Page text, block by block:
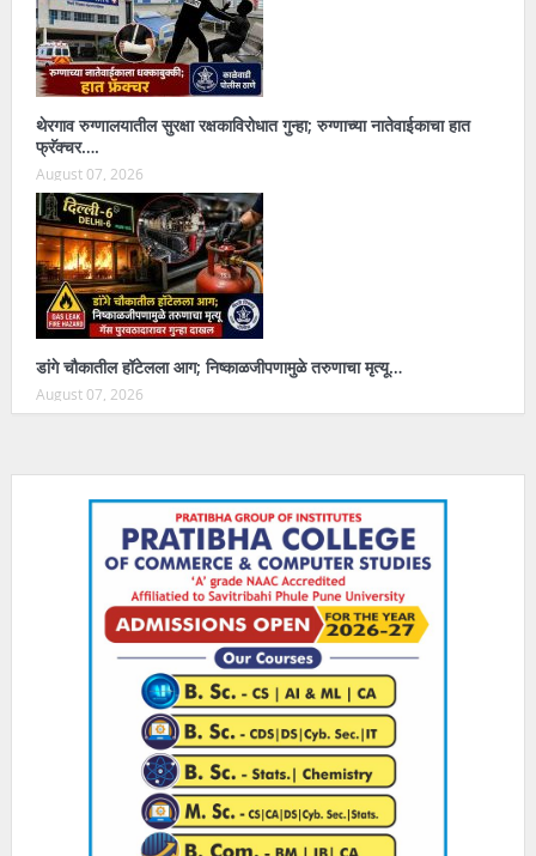
थेरगाव रुग्णालयातील सुरक्षा रक्षकाविरोधात गुन्हा; रुग्णाच्या नातेवाईकाचा हात
फ्रॅक्चर….
August 07, 2026
डांगे चौकातील हॉटेलला आग; निष्काळजीपणामुळे तरुणाचा मृत्यू…
August 07, 2026